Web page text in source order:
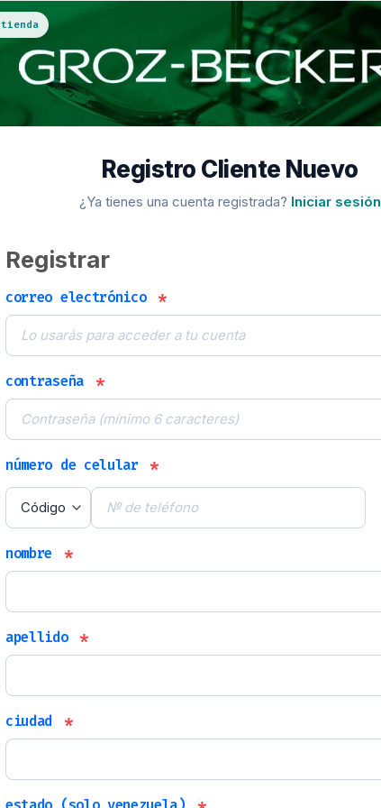
tienda
Registro Cliente Nuevo
¿Ya tienes una cuenta registrada? Iniciar sesión
Registrar
correo electrónico *
contraseña *
número de celular *
nombre *
apellido *
ciudad *